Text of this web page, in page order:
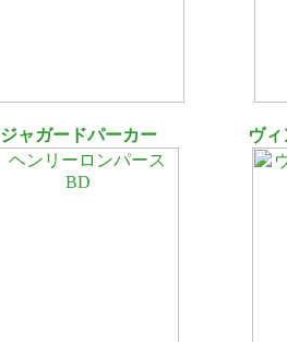
ジャガードパーカー ヴ